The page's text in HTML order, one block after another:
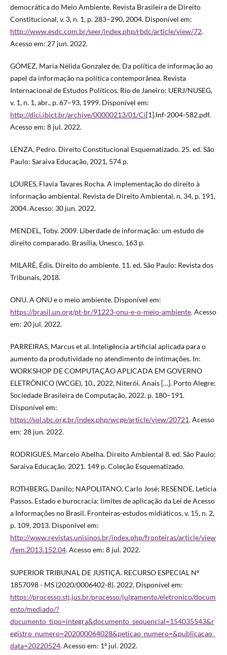
democrática do Meio Ambiente. Revista Brasileira de Direito
Constitucional, v. 3, n. 1, p. 283–290, 2004. Disponível em:
http://www.esdc.com.br/seer/index.php/rbdc/article/view/72.
Acesso em: 27 jun. 2022.
GÓMEZ, Maria Nélida Gonzalez de. Da política de informação ao
papel da informação na política contemporânea. Revista
Internacional de Estudos Políticos. Rio de Janeiro: UERJ/NUSEG,
v. 1, n. 1, abr., p. 67–93, 1999. Disponível em:
http://dici.ibict.br/archive/00000213/01/Ci[1].Inf-2004-582.pdf.
Acesso em: 8 jul. 2022.
LENZA, Pedro. Direito Constitucional Esquematizado. 25. ed. São
Paulo: Saraiva Educação, 2021, 574 p.
LOURES, Flavia Tavares Rocha. A implementação do direito à
informação ambiental. Revista de Direito Ambiental, n. 34, p. 191,
2004. Acesso: 30 jun. 2022.
MENDEL, Toby. 2009. Liberdade de informação: um estudo de
direito comparado. Brasília, Unesco, 163 p.
MILARÉ, Édis. Direito do ambiente. 11. ed. São Paulo: Revista dos
Tribunais, 2018.
ONU. A ONU e o meio ambiente. Disponível em:
https://brasil.un.org/pt-br/91223-onu-e-o-meio-ambiente. Acesso
em: 20 jul. 2022.
PARREIRAS, Marcus et al. Inteligência artificial aplicada para o
aumento da produtividade no atendimento de intimações. In:
WORKSHOP DE COMPUTAÇÃO APLICADA EM GOVERNO
ELETRÔNICO (WCGE), 10., 2022, Niterói. Anais […]. Porto Alegre:
Sociedade Brasileira de Computação, 2022. p. 180–191.
Disponível em:
https://sol.sbc.org.br/index.php/wcge/article/view/20721. Acesso
em: 28 jun. 2022.
RODRIGUES, Marcelo Abelha. Direito Ambiental 8. ed. São Paulo:
Saraiva Educação, 2021. 149 p. Coleção Esquematizado.
ROTHBERG, Danilo; NAPOLITANO, Carlo José; RESENDE, Letícia
Passos. Estado e burocracia: limites de aplicação da Lei de Acesso
a Informações no Brasil. Fronteiras-estudos midiáticos, v. 15, n. 2,
p. 109, 2013. Disponível em:
http://www.revistas.unisinos.br/index.php/fronteiras/article/view
/fem.2013.152.04. Acesso em: 8 jul. 2022.
SUPERIOR TRIBUNAL DE JUSTIÇA. RECURSO ESPECIAL Nº
1857098 - MS (2020/0006402-8). 2022. Disponível em:
https://processo.stj.jus.br/processo/julgamento/eletronico/docum
ento/mediado/?
documento_tipo=integra&documento_sequencial=154035543&r
egistro_numero=202000064028&peticao_numero=&publicacao_
data=20220524. Acesso em: 1º jul. 2022.